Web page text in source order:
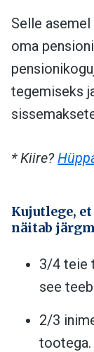
Selle
oma
tegemiseks
* Kiire?
Kujutlege,
näitab
3/4 teie
see
2/3
tootega.